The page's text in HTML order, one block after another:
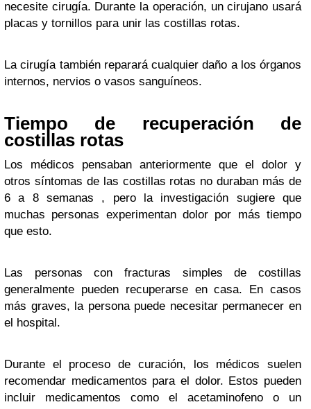
necesite cirugía. Durante la operación, un cirujano usará
placas y tornillos para unir las costillas rotas.
La cirugía también reparará cualquier daño a los órganos
internos, nervios o vasos sanguíneos.
Tiempo de recuperación de
costillas rotas
Los médicos pensaban anteriormente que el dolor y
otros síntomas de las costillas rotas no duraban más de
6 a 8 semanas , pero la investigación sugiere que
muchas personas experimentan dolor por más tiempo
que esto.
Las personas con fracturas simples de costillas
generalmente pueden recuperarse en casa. En casos
más graves, la persona puede necesitar permanecer en
el hospital.
Durante el proceso de curación, los médicos suelen
recomendar medicamentos para el dolor. Estos pueden
incluir medicamentos como el acetaminofeno o un